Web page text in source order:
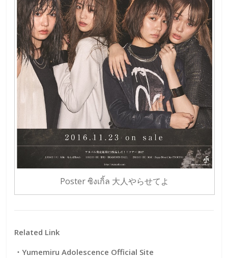
Poster ซิงเกิ้ล 大人やらせてよ
Related Link
・Yumemiru Adolescence Official Site